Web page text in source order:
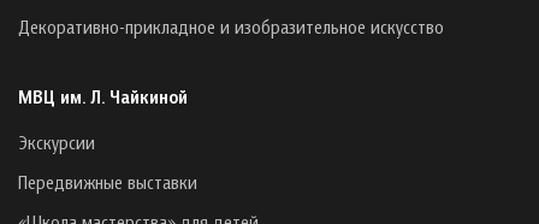
Декоративно-прикладное и изобразительное искусство
МВЦ им. Л. Чайкиной
Экскурсии
Передвижные выставки